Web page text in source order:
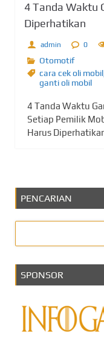
4 Tanda Waktu
Diperhatikan
admin 0
Otomotif
cara cek oli mobil
ganti oli mobil
4 Tanda Waktu
Setiap Pemilik
Harus
PENCARIAN
SPONSOR